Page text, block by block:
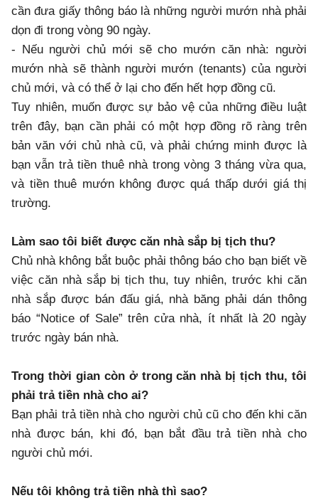
cần đưa giấy thông báo là những người mướn nhà phải
dọn đi trong vòng 90 ngày.
- Nếu người chủ mới sẽ cho mướn căn nhà: người
mướn nhà sẽ thành người mướn (tenants) của người
chủ mới, và có thể ở lại cho đến hết hợp đồng cũ.
Tuy nhiên, muốn được sự bảo vệ của những điều luật
trên đây, bạn cần phải có một hợp đồng rõ ràng trên
bản văn với chủ nhà cũ, và phải chứng minh được là
bạn vẫn trả tiền thuê nhà trong vòng 3 tháng vừa qua,
và tiền thuê mướn không được quá thấp dưới giá thị
trường.
Làm sao tôi biết được căn nhà sắp bị tịch thu?
Chủ nhà không bắt buộc phải thông báo cho bạn biết về
việc căn nhà sắp bị tịch thu, tuy nhiên, trước khi căn
nhà sắp được bán đấu giá, nhà băng phải dán thông
báo “Notice of Sale” trên cửa nhà, ít nhất là 20 ngày
trước ngày bán nhà.
Trong thời gian còn ở trong căn nhà bị tịch thu, tôi
phải trả tiền nhà cho ai?
Bạn phải trả tiền nhà cho người chủ cũ cho đến khi căn
nhà được bán, khi đó, bạn bắt đầu trả tiền nhà cho
người chủ mới.
Nếu tôi không trả tiền nhà thì sao?